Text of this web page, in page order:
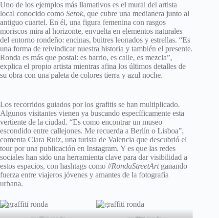
Uno de los ejemplos más llamativos es el mural del artista
local conocido como Serok, que cubre una medianera junto al
antiguo cuartel. En él, una figura femenina con rasgos
moriscos mira al horizonte, envuelta en elementos naturales
del entorno rondeño: encinas, buitres leonados y estrellas. “Es
una forma de reivindicar nuestra historia y también el presente.
Ronda es más que postal: es barrio, es calle, es mezcla”,
explica el propio artista mientras afina los últimos detalles de
su obra con una paleta de colores tierra y azul noche.
Los recorridos guiados por los grafitis se han multiplicado.
Algunos visitantes vienen ya buscando específicamente esta
vertiente de la ciudad. “Es como encontrar un museo
escondido entre callejones. Me recuerda a Berlín o Lisboa”,
comenta Clara Ruiz, una turista de Valencia que descubrió el
tour por una publicación en Instagram. Y es que las redes
sociales han sido una herramienta clave para dar visibilidad a
estos espacios, con hashtags como #RondaStreetArtganando
fuerza entre viajeros jóvenes y amantes de la fotografía
urbana.